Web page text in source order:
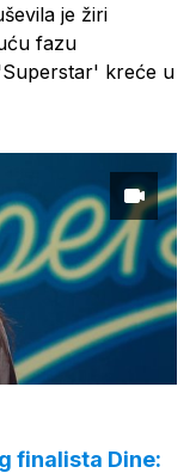
je žiri
fazu
kreće u
finalista Dine: